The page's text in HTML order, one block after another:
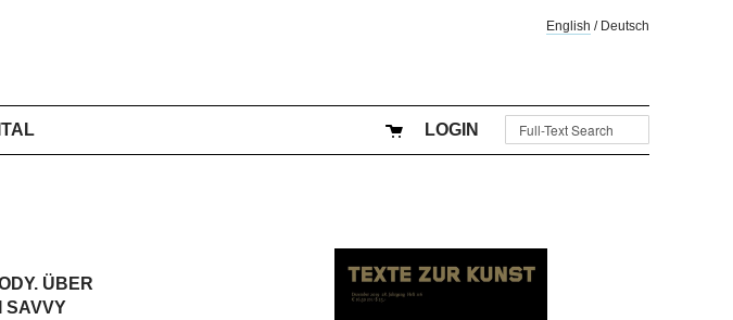
English / Deutsch
LOGIN
ÜBER
SAVVY